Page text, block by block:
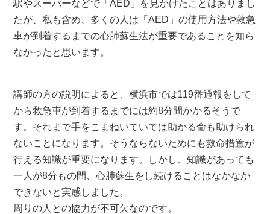
駅やスーパーなどで「AED」を見かけたことはありまし
たが、私も含め、多くの人は「AED」の使用方法や救急
車が到着するまでの心肺蘇生法が重要であることを知ら
なかったと思います。
講師の方の説明によると、横浜市では119番通報をして
から救急車が到着するまでには約8分間かかるそうで
す。それまで手をこまねいていては助かる命も助けられ
ないことになります。そうならないためにも救命措置が
行える知識が重要になります。しかし、知識があっても
一人が8分もの間、心肺蘇生をし続けることはなかなか
できないと実感しました。
周りの人との協力が不可欠なのです。